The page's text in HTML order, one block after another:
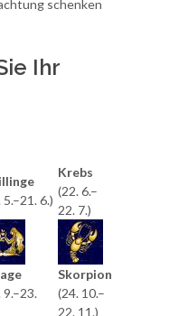
schenken
Ihr
5.–21. 6.)
Krebs
(22. 6.–
22. 7.)
9.–23.
Skorpion
(24. 10.–
22. 11.)